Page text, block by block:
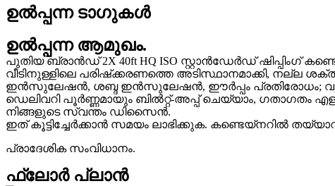
ഉൽപ്പന്ന ടാഗുകൾ
ഉൽപ്പന്ന ആമുഖം.
പുതിയ ബ്രാൻഡ് 2X 40ft HQ ISO സ്റ്റാൻഡേർഡ് ഷിപ്പിംഗ്
വീടിനുള്ളിലെ പരിഷ്‌ക്കരണത്തെ അടിസ്ഥാനമാക്കി, നല്ല
ഇൻസുലേഷൻ, ശബ്ദ ഇൻസുലേഷൻ, ഈർപ്പം പ്രതിരോധം;
ഡെലിവറി പൂർണ്ണമായും ബിൽറ്റ്-അപ്പ് ചെയ്യാം, ഗതാഗതം
നിങ്ങളുടെ സ്വന്തം ഡിസൈൻ.
ഇത് കൂട്ടിച്ചേർക്കാൻ സമയം ലാഭിക്കുക. കണ്ടെയ്‌നറിൽ
പ്രാദേശിക സംവിധാനം.
ഫ്ലോർ പ്ലാൻ